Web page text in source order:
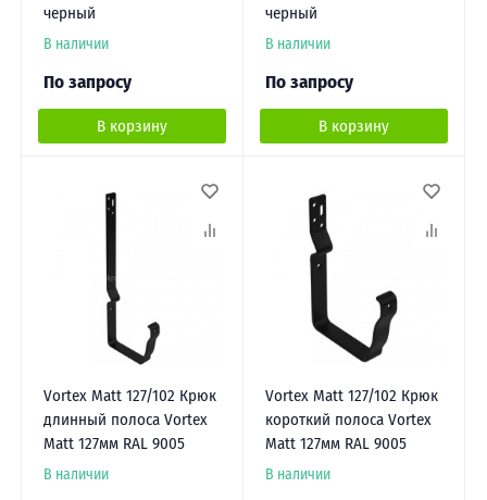
черный
В наличии
По запросу
В корзину
черный
В наличии
По запросу
В корзину
Vortex Matt 127/102 Крюк
длинный полоса Vortex
Matt 127мм RAL 9005
В наличии
Vortex Matt 127/102 Крюк
короткий полоса Vortex
Matt 127мм RAL 9005
В наличии